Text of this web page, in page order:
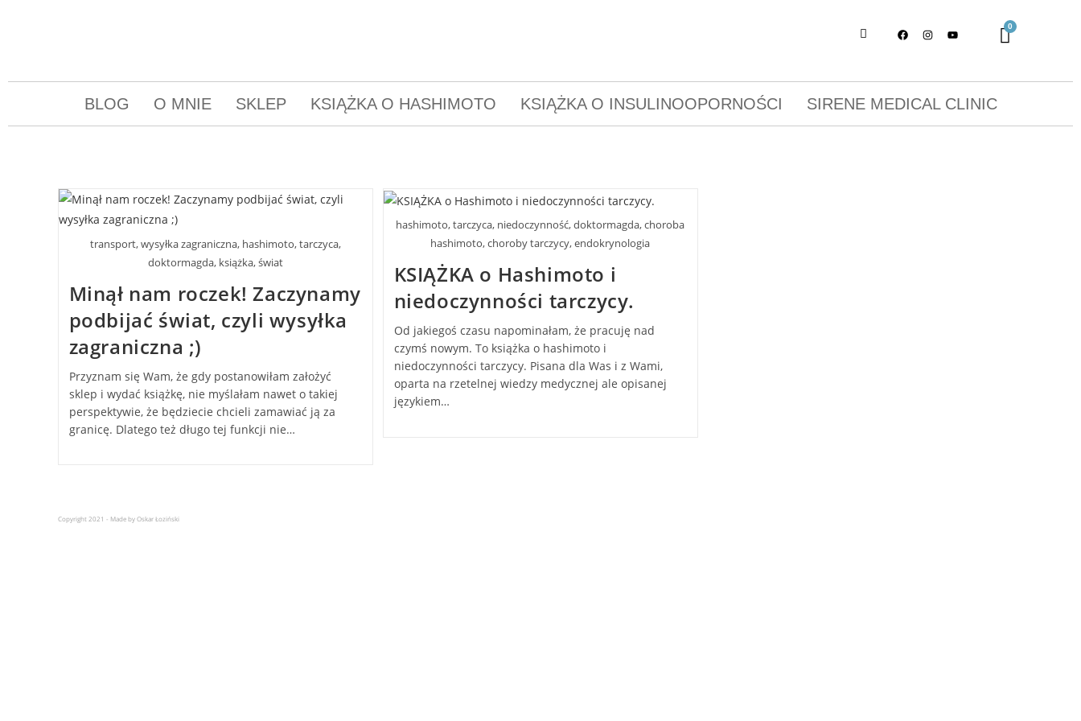
BLOG O MNIE SKLEP KSIĄŻKA O HASHIMOTO KSIĄŻKA O INSULINOOPORNOŚCI SIRENE MEDICAL CLINIC
transport, wysyłka zagraniczna, hashimoto, tarczyca,
doktormagda, książka, świat
Minął nam roczek! Zaczynamy
podbijać świat, czyli wysyłka
zagraniczna ;)
Przyznam się Wam, że gdy postanowiłam założyć
sklep i wydać książkę, nie myślałam nawet o takiej
perspektywie, że będziecie chcieli zamawiać ją za
granicę. Dlatego też długo tej funkcji nie…
hashimoto, tarczyca, niedoczynność, doktormagda, choroba
hashimoto, choroby tarczycy, endokrynologia
KSIĄŻKA o Hashimoto i
niedoczynności tarczycy.
Od jakiegoś czasu napominałam, że pracuję nad
czymś nowym. To książka o hashimoto i
niedoczynności tarczycy. Pisana dla Was i z Wami,
oparta na rzetelnej wiedzy medycznej ale opisanej
językiem…
Copyright 2021 - Made by Oskar Łoziński